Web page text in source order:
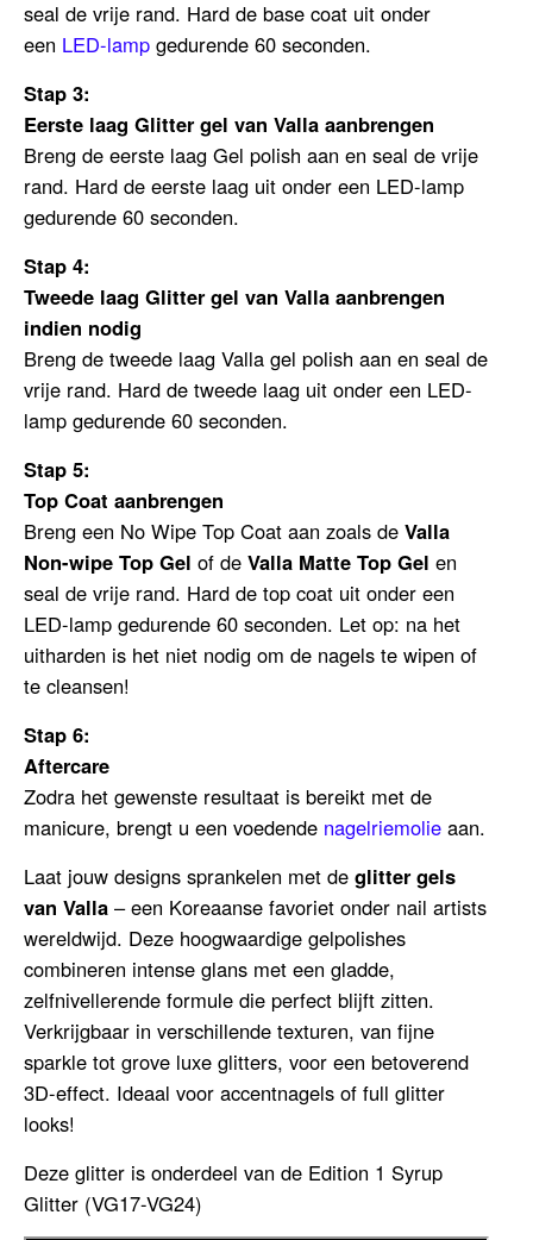
seal de vrije rand. Hard de base coat uit onder
een LED-lamp gedurende 60 seconden.
Stap 3:
Eerste laag Glitter gel van Valla aanbrengen
Breng de eerste laag Gel polish aan en seal de vrije
rand. Hard de eerste laag uit onder een LED-lamp
gedurende 60 seconden.
Stap 4:
Tweede laag Glitter gel van Valla aanbrengen
indien nodig
Breng de tweede laag Valla gel polish aan en seal de
vrije rand. Hard de tweede laag uit onder een LED-
lamp gedurende 60 seconden.
Stap 5:
Top Coat aanbrengen
Breng een No Wipe Top Coat aan zoals de Valla
Non-wipe Top Gel of de Valla Matte Top Gel en
seal de vrije rand. Hard de top coat uit onder een
LED-lamp gedurende 60 seconden. Let op: na het
uitharden is het niet nodig om de nagels te wipen of
te cleansen!
Stap 6:
Aftercare
Zodra het gewenste resultaat is bereikt met de
manicure, brengt u een voedende nagelriemolie aan.
Laat jouw designs sprankelen met de glitter gels
van Valla – een Koreaanse favoriet onder nail artists
wereldwijd. Deze hoogwaardige gelpolishes
combineren intense glans met een gladde,
zelfnivellerende formule die perfect blijft zitten.
Verkrijgbaar in verschillende texturen, van fijne
sparkle tot grove luxe glitters, voor een betoverend
3D-effect. Ideaal voor accentnagels of full glitter
looks!
Deze glitter is onderdeel van de Edition 1 Syrup
Glitter (VG17-VG24)